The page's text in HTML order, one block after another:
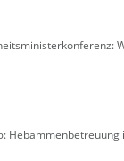
Heb­am­men­be­treu­ung